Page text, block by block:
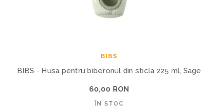
BIBS
BIBS - Husa pentru biberonul din sticla 225 ml, Sage
60,00 RON
ÎN STOC